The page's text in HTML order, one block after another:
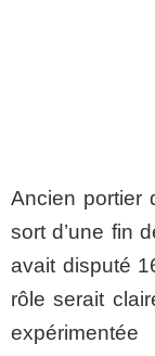
Ancien portier
sort d’une fin
avait disputé
rôle serait